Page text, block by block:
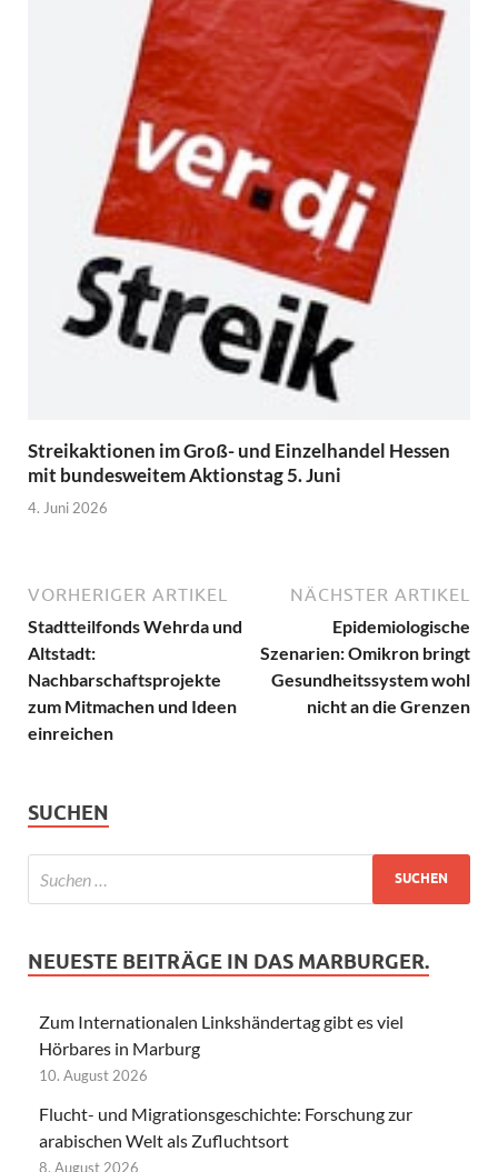
Streikaktionen im Groß- und Einzelhandel Hessen
mit bundesweitem Aktionstag 5. Juni
4. Juni 2026
VORHERIGER ARTIKEL
Stadtteilfonds Wehrda und
Altstadt:
Nachbarschaftsprojekte
zum Mitmachen und Ideen
einreichen
NÄCHSTER ARTIKEL
Epidemiologische
Szenarien: Omikron bringt
Gesundheitssystem wohl
nicht an die Grenzen
SUCHEN
NEUESTE BEITRÄGE IN DAS MARBURGER.
Zum Internationalen Linkshändertag gibt es viel
Hörbares in Marburg
10. August 2026
Flucht- und Migrationsgeschichte: Forschung zur
arabischen Welt als Zufluchtsort
8. August 2026